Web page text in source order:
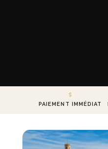
PAIEMENT IMMÉDIAT